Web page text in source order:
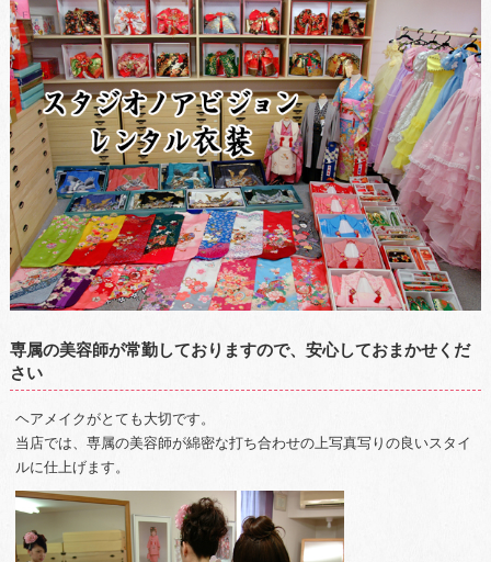
専属の美容師が常勤しておりますので、安心しておまかせくだ
さい
ヘアメイクがとても大切です。
当店では、専属の美容師が綿密な打ち合わせの上写真写りの良いスタイ
ルに仕上げます。